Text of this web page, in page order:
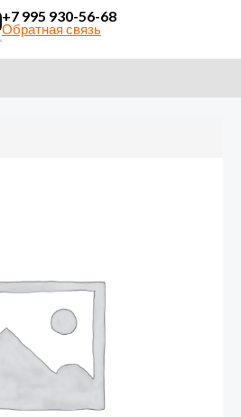
+7 995 930-56-68
Обратная связь